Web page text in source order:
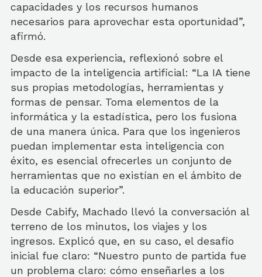
capacidades y los recursos humanos
necesarios para aprovechar esta oportunidad”,
afirmó.
Desde esa experiencia, reflexionó sobre el
impacto de la inteligencia artificial: “La IA tiene
sus propias metodologías, herramientas y
formas de pensar. Toma elementos de la
informática y la estadística, pero los fusiona
de una manera única. Para que los ingenieros
puedan implementar esta inteligencia con
éxito, es esencial ofrecerles un conjunto de
herramientas que no existían en el ámbito de
la educación superior”.
Desde Cabify, Machado llevó la conversación al
terreno de los minutos, los viajes y los
ingresos. Explicó que, en su caso, el desafío
inicial fue claro: “Nuestro punto de partida fue
un problema claro: cómo enseñarles a los